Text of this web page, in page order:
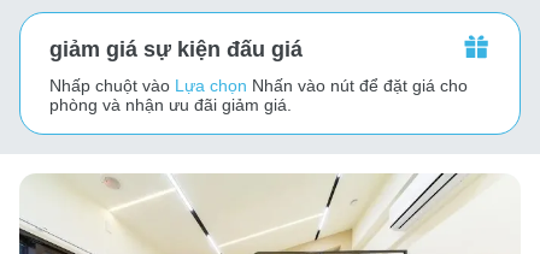
giảm giá sự kiện đấu giá
Nhấp chuột vào Lựa chọn Nhấn vào nút để đặt giá cho
phòng và nhận ưu đãi giảm giá.